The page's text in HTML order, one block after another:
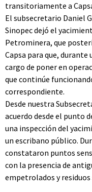
transitoriamente a
El subsecretario Daniel
Sinopec dejó el
Petrominera, que
Capsa para que, durante
cargo de poner en
que continúe
correspondiente.
Desde nuestra
acuerdo desde el punto
una inspección del
un escribano público.
constataron puntos
con la presencia de
empetrolados y residuos